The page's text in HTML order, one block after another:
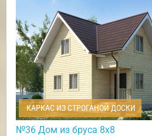
КАРКАС ИЗ СТРОГАНОЙ ДОСКИ
№36 Дом из бруса 8х8